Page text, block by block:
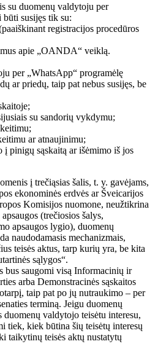
su duomenų valdytoju per
būti susijęs tik su:
registracijos procedūros
apie „OANDA“ veiklą.
per „WhatsApp“ programėlę
ar priedų, taip pat nebus susijęs, be
su sandorių vykdymu;
ar atnaujinimu;
į pinigų sąskaitą ar išėmimo iš jos
į trečiąsias šalis, t. y. gavėjams,
ekonominės erdvės ar Šveicarijos
Komisijos nuomone, neužtikrina
(trečiosios šalys,
apsaugos lygio), duomenų
naudodamasis mechanizmais,
teisės aktus, tarp kurių yra, be kita
sąlygos“.
bus saugomi visą Informacinių ir
arba Demonstracinės sąskaitos
taip pat po jų nutraukimo – per
terminą. Jeigu duomenų
duomenų valdytojo teisėtu interesu,
tiek, kiek būtina šių teisėtų interesų
taikytinų teisės aktų nustatytų